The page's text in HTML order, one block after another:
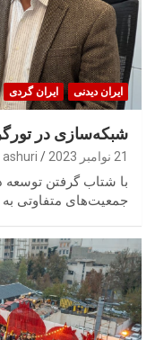
ایران‌ دیدنی ایران گردی
شبکه‌سازی در
21 نوامبر 2023 ashuri
با شتاب گرفتن
جمعیت‌های متفاوتی